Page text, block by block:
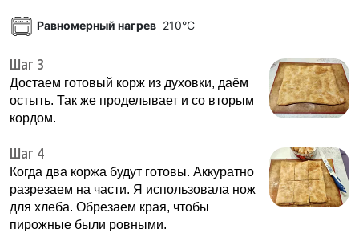
Равномерный нагрев 210°C
Шаг 3
Достаем готовый корж из духовки, даём
остыть. Так же проделывает и со вторым
кордом.
Шаг 4
Когда два коржа будут готовы. Аккуратно
разрезаем на части. Я использовала нож
для хлеба. Обрезаем края, чтобы
пирожные были ровными.